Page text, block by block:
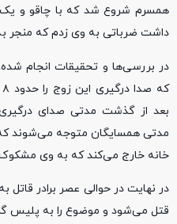
همسرم شروع شد که با چاقو و یک
داشت ضرباتی به وی زدم که منجر
در بررسی‌ها و تحقیقات انجام
بعد از گذشت مدتی صدای
مدتی همسایگان متوجه می‌شوند که
خانه خارج می‌کند که به وی
در نهایت در حوالی عصر برادر قاتل
قتل می‌شود و موضوع را به پلیس